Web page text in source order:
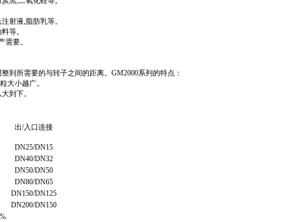
射液,脂肪乳等。
等。
要。
到所需要的与转子之间的距离。 GM2000系列的特点：
大小越广。
到下。
出/入口连接
DN25/DN15
DN40/DN32
DN50/DN50
DN80/DN65
DN150/DN125
DN200/DN150